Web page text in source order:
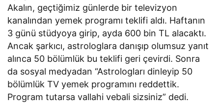
Akalın, geçtiğimiz günlerde bir televizyon
kanalından yemek programı teklifi aldı. Haftanın
3 günü stüdyoya girip, ayda 600 bin TL alacaktı.
Ancak şarkıcı, astrologlara danışıp olumsuz yanıt
alınca 50 bölümlük bu teklifi geri çevirdi. Sonra
da sosyal medyadan “Astrologları dinleyip 50
bölümlük TV yemek programını reddettik.
Program tutarsa vallahi vebali sizsiniz” dedi.